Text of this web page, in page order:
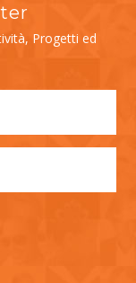
Progetti ed